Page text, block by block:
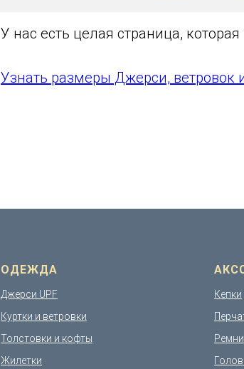
У нас есть целая страница,
Узнать размеры Джерси, ветровок
ОДЕЖДА
Джерси UPF
Куртки и ветровки
Толстовки и кофты
Жилетки
Кепки
Ремни